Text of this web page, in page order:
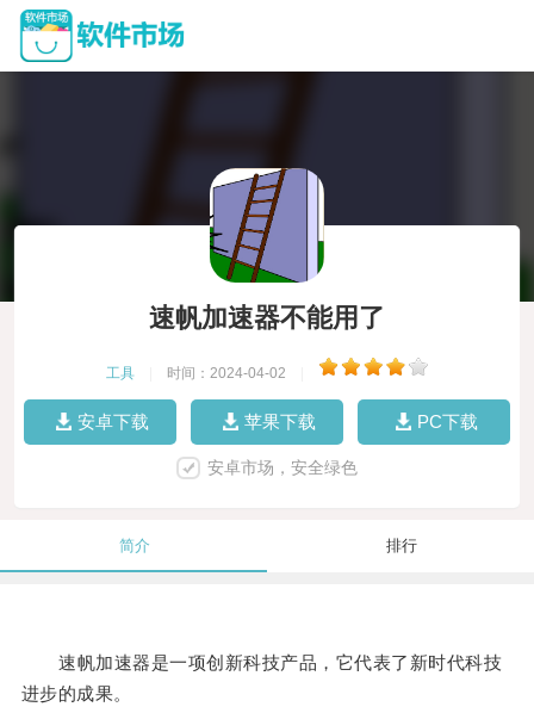
速帆加速器不能用了
工具 时间：2024-04-02
安卓下载 苹果下载 PC下载
安卓市场，安全绿色
简介 排行
速帆加速器是一项创新科技产品，它代表了新时代科技
进步的成果。